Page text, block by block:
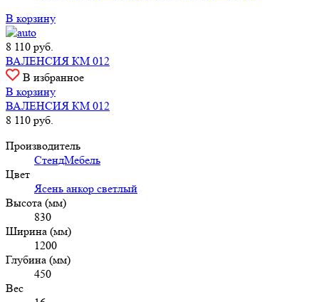
В корзину
8 110 руб.
ВАЛЕНСИЯ КМ 012
В избранное
В корзину
ВАЛЕНСИЯ КМ 012
8 110 руб.
Производитель
СтендМебель
Цвет
Ясень анкор светлый
Высота (мм)
830
Ширина (мм)
1200
Глубина (мм)
450
Вес